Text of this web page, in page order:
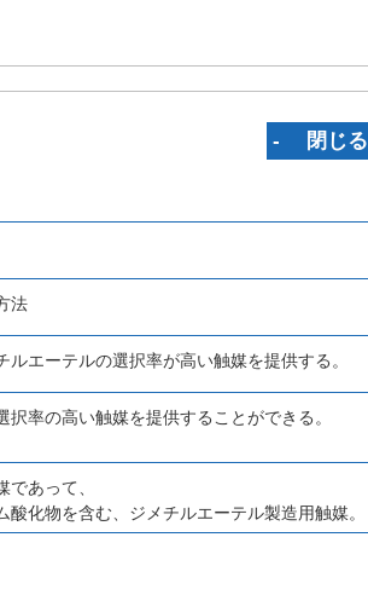
‐ 閉じる
法
エーテルの選択率が高い触媒を提供する。
率の高い触媒を提供することができる。
あって、
化物を含む、ジメチルエーテル製造用触媒。